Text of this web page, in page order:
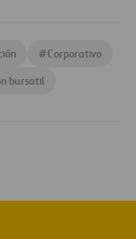
#Corporativo
bursatil